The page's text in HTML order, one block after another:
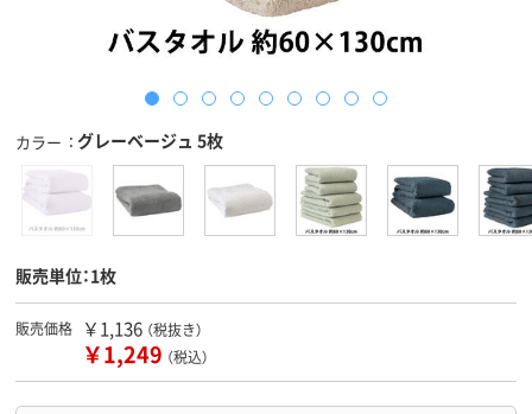
カラー グレーベージュ 5枚
販売単位：1枚
販売価格 ￥1,136 （税抜き）
￥1,249 （税込）